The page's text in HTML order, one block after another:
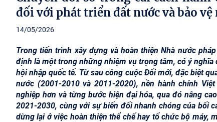
đối với phát triển đất nước và bảo
14/05/2026
Trong tiến trình xây dựng và hoàn thiện Nhà nước
định là một trong những nhiệm vụ trọng tâm, có ý
hội nhập quốc tế. Từ sau công cuộc Đổi mới, đặc biệt
nước (2001-2010 và 2011-2020), nền hành chính
nghiệp hơn và từng bước hiện đại hóa, qua đó nâng
2021-2030, cùng với sự biến đổi nhanh chóng của bối
dừng lại ở việc hoàn thiện thể chế hay tổ chức bộ máy,